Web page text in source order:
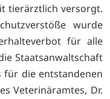
tierärztlich versorgt.
wurde
für alle
Staatsanwaltschaft
für die entstandenen
Veterinäramtes, Dr.